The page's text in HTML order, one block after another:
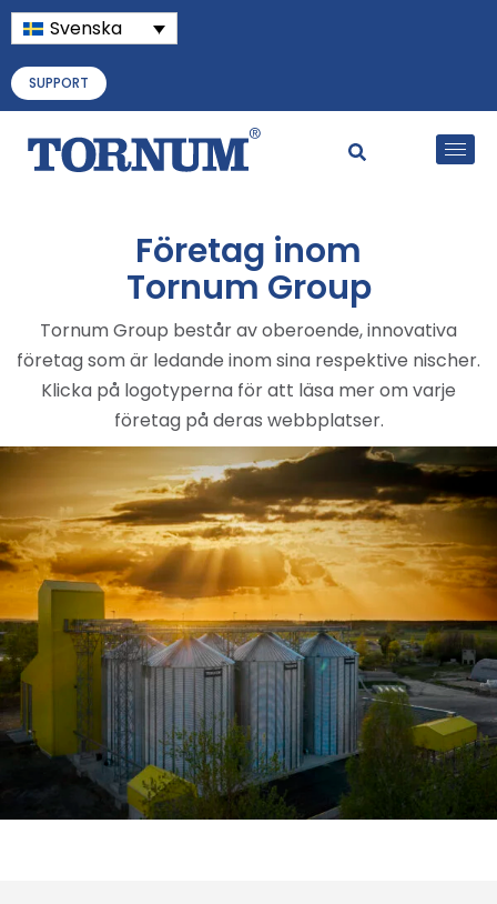
Svenska
SUPPORT
Företag inom
Tornum Group
Tornum Group består av oberoende, innovativa
företag som är ledande inom sina respektive nischer.
Klicka på logotyperna för att läsa mer om varje
företag på deras webbplatser.